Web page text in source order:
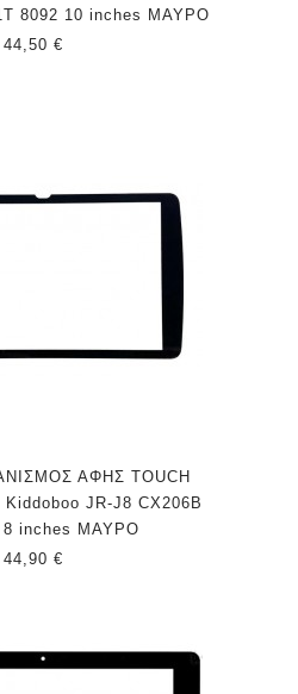
8092 10 inches ΜΑΥΡΟ
44,50 €
ΑΦΗΣ TOUCH
Kiddoboo JR-J8 CX206B
8 inches ΜΑΥΡΟ
44,90 €